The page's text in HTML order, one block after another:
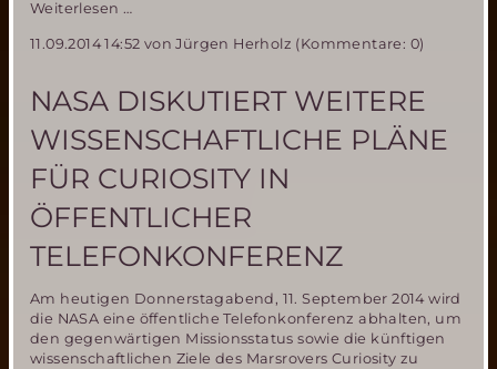
Weiterlesen …
der
und
dem
Mars
Rover
Wettbewerb
in
Kielce
11.09.2014 14:52 von Jürgen Herholz (Kommentare: 0)
NASA DISKUTIERT WEITERE
WISSENSCHAFTLICHE PLÄNE
FÜR CURIOSITY IN
ÖFFENTLICHER
TELEFONKONFERENZ
Am heutigen Donnerstagabend, 11. September 2014 wird
die NASA eine öffentliche Telefonkonferenz abhalten, um
den gegenwärtigen Missionsstatus sowie die künftigen
wissenschaftlichen Ziele des Marsrovers Curiosity zu